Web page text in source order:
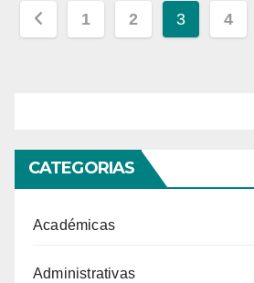
Paginación
1 2 3 4
CATEGORIAS
Académicas
Administrativas